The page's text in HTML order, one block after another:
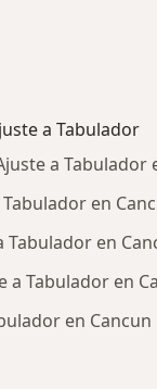
a Tabulador
a Tabulador
en
en
a Tabulador en
en Cancun